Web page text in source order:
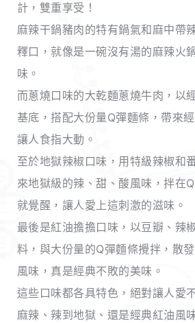
計，雙重享受！
麻辣干鍋豬肉的特有鍋氣和麻中帶
釋口，就像是一碗沒有湯的麻辣火
味。
而蔥燒口味的大乾麵蔥燒牛肉，以
基底，搭配大份量Q彈麵條，帶來
讓人食指大動。
至於地獄辣椒口味，用特級辣椒和
來地獄級的辣、甜、酸風味，拌在
就覺醒，讓人愛上這刺激的滋味。
最後是紅油擔擔口味，以豆瓣、辣
料，與大份量的Q彈麵條攪拌，散
風味，真是經典不敗的美味。
這些口味都各具特色，絕對讓人愛
麻辣、辣到地獄、還是經典紅油風